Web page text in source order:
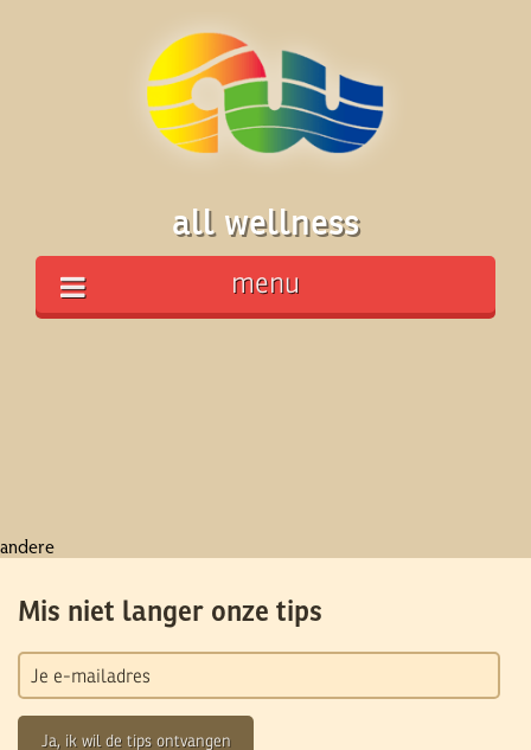
all wellness
menu
andere
Mis niet langer onze tips
Ja, ik wil de tips ontvangen